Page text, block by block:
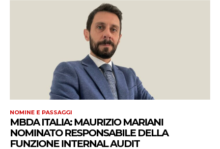
NOMINE E PASSAGGI
MBDA ITALIA: MAURIZIO MARIANI
NOMINATO RESPONSABILE DELLA
FUNZIONE INTERNAL AUDIT